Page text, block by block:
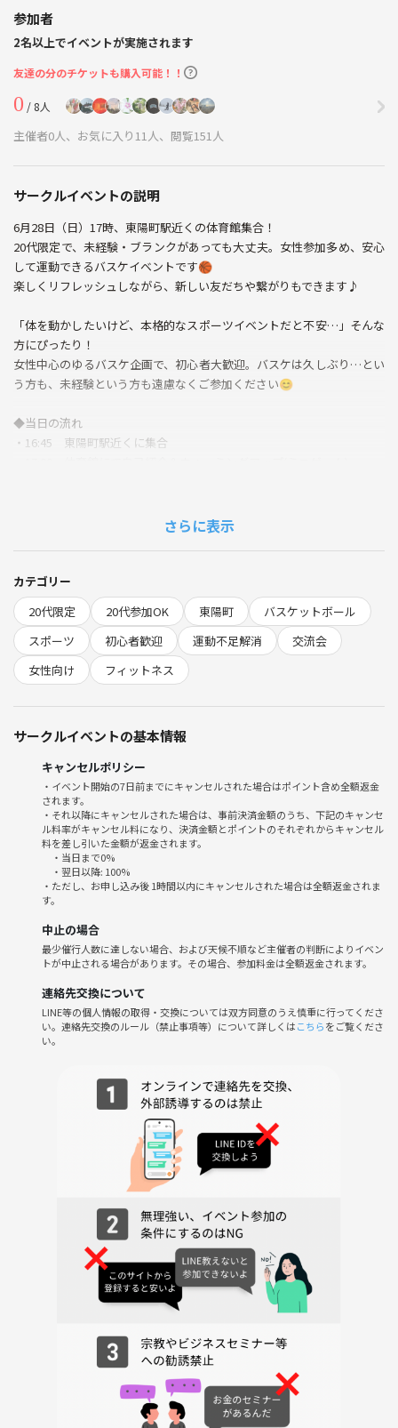
参加者
2名以上でイベントが実施されます
友達の分のチケットも購入可能！！
0 / 8人
主催者0人、お気に入り11人、閲覧151人
サークルイベントの説明
6月28日（日）17時、東陽町駅近くの体育館集合！
20代限定で、未経験・ブランクがあっても大丈夫。女性参加多め、安心
して運動できるバスケイベントです🏀
楽しくリフレッシュしながら、新しい友だちや繋がりもできます♪
「体を動かしたいけど、本格的なスポーツイベントだと不安…」そんな
方にぴったり！
女性中心のゆるバスケ企画で、初心者大歓迎。バスケは久しぶり…とい
う方も、未経験という方も遠慮なくご参加ください😊
◆当日の流れ
・16:45 東陽町駅近くに集合
🌱サークルの雰囲気
・20代女性を中心に、初心者やスポーツが苦手な人も集まりやすい柔ら
かな雰囲気が自慢です！
・「気軽に参加」「運動不足解消」「みんなで協力できる！」そんなメ
リットがいっぱい♪
・初対面や一人参加もスタッフ＆常連メンバーがフォローしますので安
ケを学べる場を一緒に作っています🏀
【参加メリット】
1. 運動が久しぶりでも無理なく楽しめる
2. 20代中心で「共通の話題」が見つかりやすい
3. 新しい友人・仲間作りに◎
4. 着替える場所・更衣室も完備（体育館）
5. 楽しく汗をかきたい・リフレッシュしたい方大歓迎
下記の行為はご遠慮ください。
・勧誘・営業・告知・引き抜き・しつこいナンパ・暴言など
・過度なナンパ行為や迷惑行為
・開催内容や風景写真、動画のSNS等への無許可投稿
サークルやイベントの輪を乱す行動をする方、運営側の指示に従ってい
ただけない方や運営側が参加者様としてふさわしくないと判断した方
は、参加をお断りする場合がございます。
「運動は久しぶり」「女性が多いなら安心して参加できそう」と思った
あなた！笑顔いっぱい、和やかな雰囲気で一緒にバスケを楽しみましょ
う♪ ご参加お待ちしています🌸
さらに表示
カテゴリー
20代限定
20代参加OK 東陽町
バスケットボール
スポーツ
初心者歓迎 運動不足解消
交流会
女性向け
フィットネス
サークルイベントの基本情報
キャンセルポリシー
・イベント開始の7日前までにキャンセルされた場合はポイント含め全額返金
されます。
・それ以降にキャンセルされた場合は、事前決済金額のうち、下記のキャンセ
ル料率がキャンセル料になり、決済金額とポイントのそれぞれからキャンセル
料を差し引いた金額が返金されます。
・当日まで0%
・翌日以降: 100%
・ただし、お申し込み後 1時間以内にキャンセルされた場合は全額返金されま
す。
中止の場合
最少催行人数に達しない場合、および天候不順など主催者の判断によりイベン
トが中止される場合があります。その場合、参加料金は全額返金されます。
連絡先交換について
LINE等の個人情報の取得・交換については双方同意のうえ慎重に行ってくださ
い。連絡先交換のルール（禁止事項等）について詳しくはこちらをご覧くださ
い。